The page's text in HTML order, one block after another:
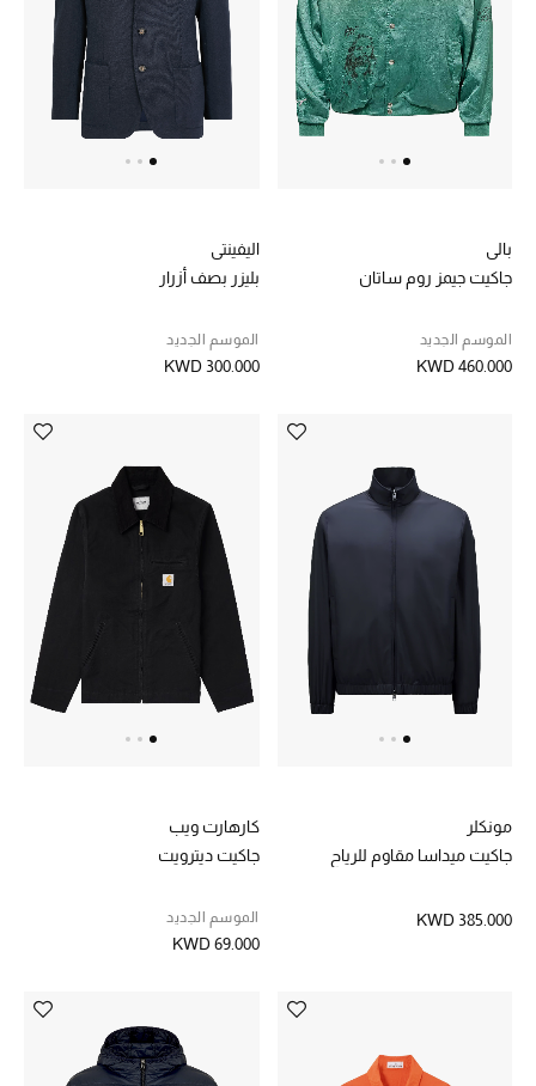
تسوقوا جميع الهدايا
بطاقة الهدايا الإلكترونية
هدايا حسب المرسل إليه
هدايا حسب الفئة
الرجال
المستلزمات المنزلية
هدايا حسب السعر
هدايا للجميع
تسوقوا الهدايا
المصممون أ-ي
بالي
جاكيت جيمز روم ساتان
الموسم الجديد
KWD 460.000
اليفينتي
بليزر بصف أزرار
الموسم الجديد
KWD 300.000
مونكلر
جاكيت ميداسا مقاوم للرياح
KWD 385.000
كارهارت ويب
جاكيت ديترويت
الموسم الجديد
KWD 69.000